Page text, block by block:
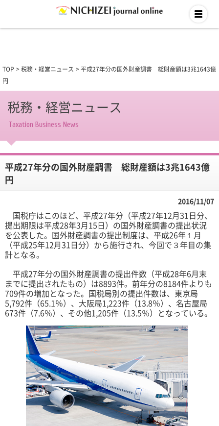
TOP 税務・経営ニュース
平成27年分の国外財産調書 総財産額は3兆1643億
円
税務・経営ニュース
Taxation Business News
平成27年分の国外財産調書 総財産額は3兆1643億
円
2016/11/07
国税庁はこのほど、平成27年分（平成27年12月31日分、
提出期限は平成28年3月15日）の国外財産調書の提出状況
を公表した。国外財産調書の提出制度は、平成26年１月
（平成25年12月31日分）から施行され、今回で３年目の集
計となる。
平成27年分の国外財産調書の提出件数（平成28年6月末
までに提出されたもの）は8893件。前年分の8184件よりも
709件の増加となった。国税局別の提出件数は、東京局
5,792件（65.1％）、大阪局1,223件（13.8％）、名古屋局
673件（7.6％）、その他1,205件（13.5％）となっている。